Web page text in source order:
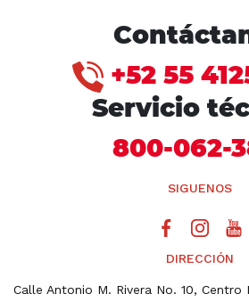
+52 55
Servicio
800-062-
SIGUENOS
DIRECCIÓN
Calle Antonio M. Rivera No. 10,